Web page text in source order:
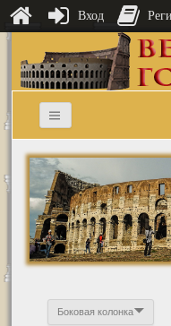
Боковая колонка
Вход